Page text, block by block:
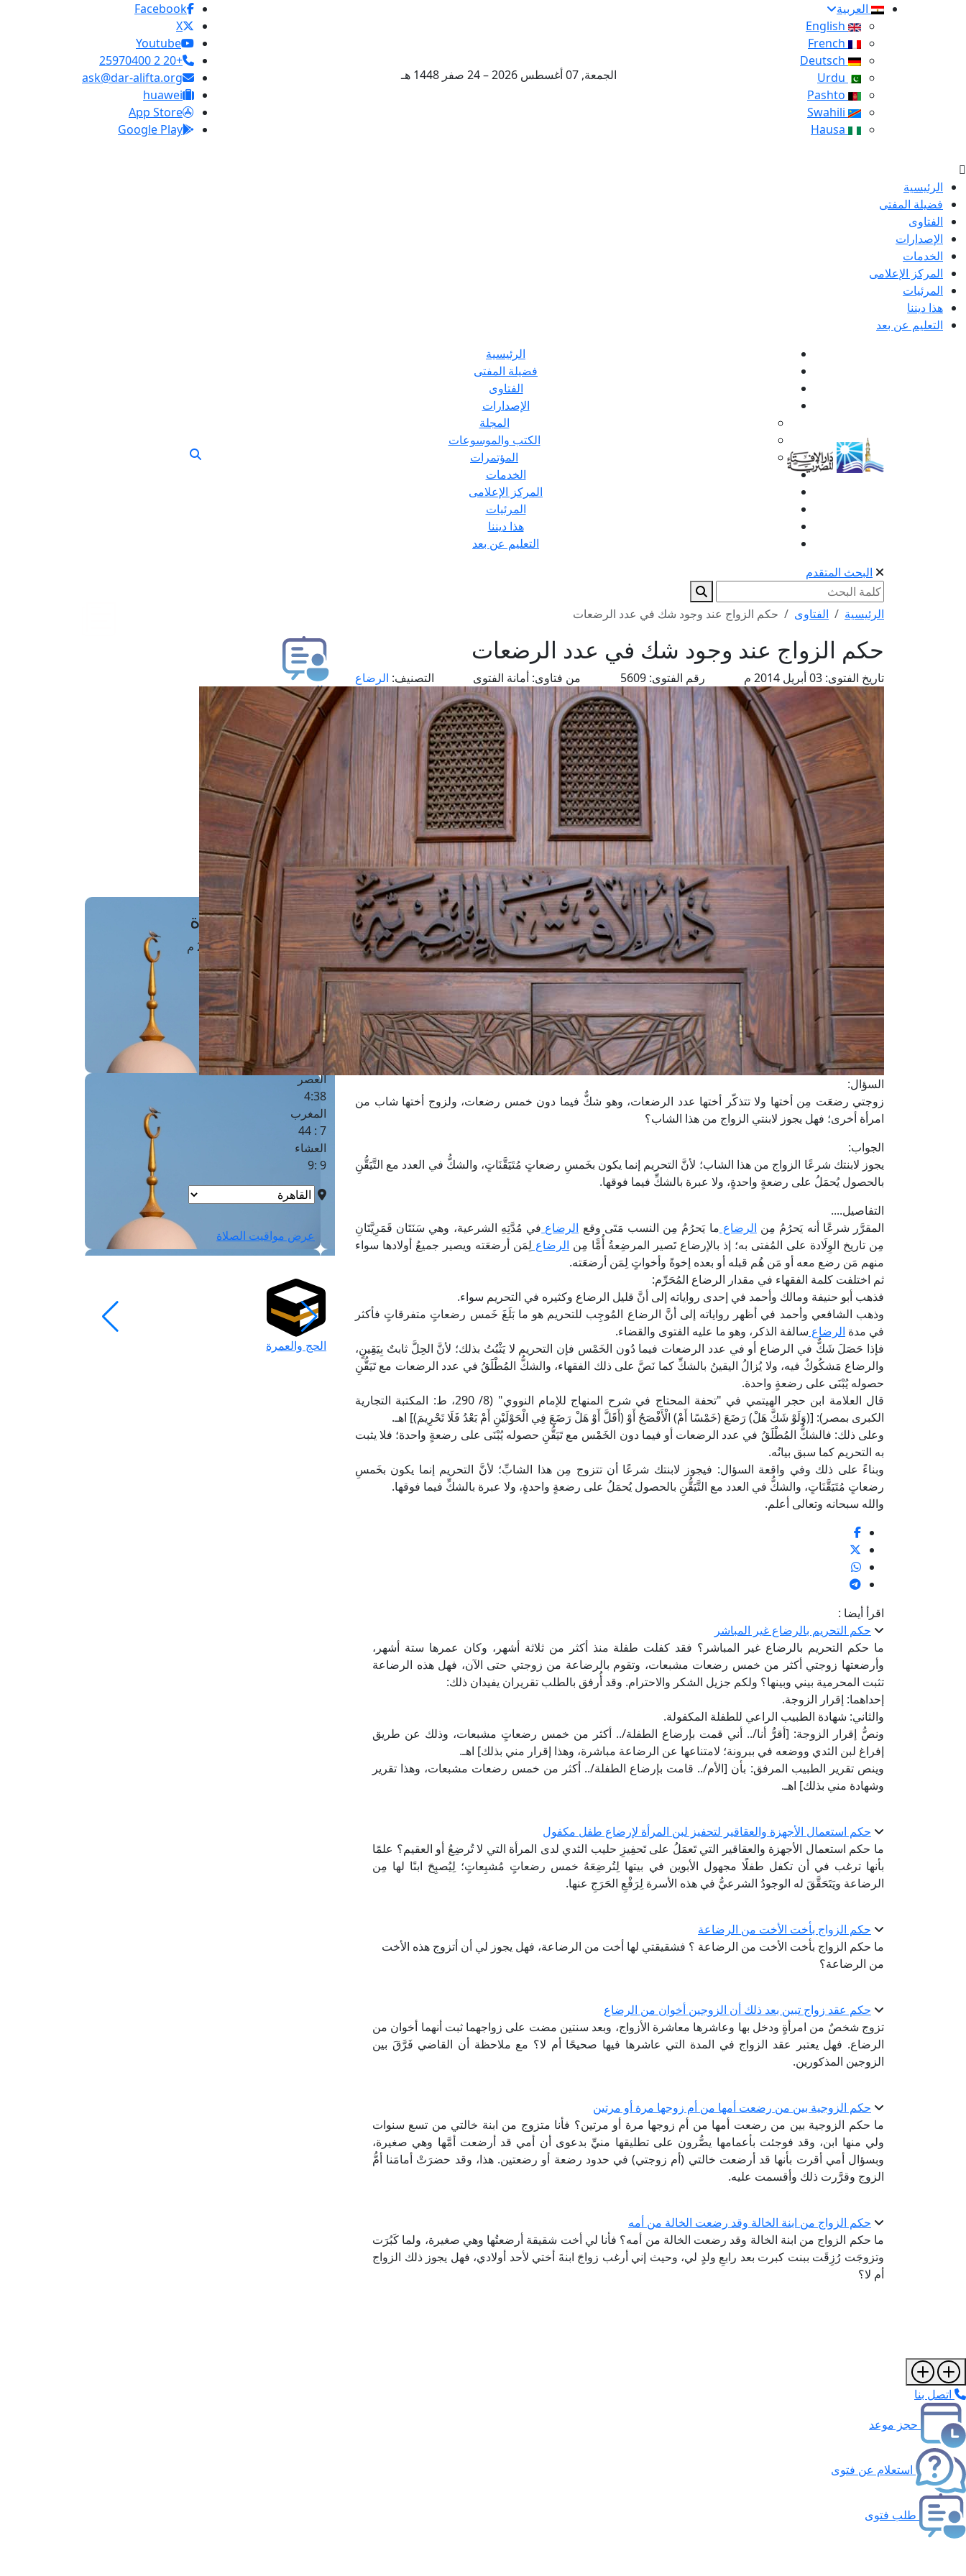
العربية
الجمعة, 07 أغسطس 2026 – 24 صفر 1448 هـ
Facebook
X
Youtube
+20 2 25970400
ask@dar-alifta.org
huawei
App Store
Google Play
الرئيسية
فضيلة المفتى
الفتاوى
الإصدارات
الخدمات
المركز الإعلامى
المرئيات
هذا ديننا
التعليم عن بعد
الرئيسية
فضيلة المفتى
الفتاوى
الإصدارات
المجلة
الكتب والموسوعات
المؤتمرات
الخدمات
المركز الإعلامى
المرئيات
هذا ديننا
التعليم عن بعد
البحث المتقدم
الرئيسية الفتاوى حكم الزواج عند وجود شك في عدد الرضعات
حكم الزواج عند وجود شك في عدد الرضعات
تاريخ الفتوى: رقم الفتوى: 5609 من فتاوى: أمانة الفتوى التصنيف: الرضاع
السؤال:
زوجتي رضعَت مِن أختها ولا تتذكّر أختها عدد الرضعات، وهو شكٌّ فيما دون خمس رضعات، ولزوج أختها شاب من
امرأة أخرى؛ فهل يجوز لابنتي الزواج من هذا الشاب؟
الجواب:
يجوز لابنتك شرعًا الزواج من هذا الشاب؛ لأنَّ التحريم إنما يكون بخَمسِ رضعاتٍ مُتَيَقَّنَاتٍ، والشكُّ في العدد مع التَّيَقُّنِ
بالحصول يُحمَلُ على رضعةٍ واحدةٍ، ولا عبرة بالشكِّ فيما فوقها.
التفاصيل....
المقرَّر شرعًا أنه يَحرُمُ مِن الرضاع ما يَحرُمُ مِن النسب مَتَى وقع الرضاع في مُدَّتِهِ الشرعية، وهي سَنَتَان قَمَرِيَّتَانِ
مِن تاريخ الوِلَادة على المُفتى به؛ إذ بالإرضاع تَصير المرضِعةُ أُمًّا مِن الرضاع لِمَن أرضعَته ويصير جميعُ أولادها سواء
منهم مَن رضع معه أو مَن هُم قبله أو بعده إخوةً وأخواتٍ لِمَن أرضعَته.
ثم اختلفت كلمة الفقهاء في مقدار الرضاع المُحَرِّم:
فذهب أبو حنيفة ومالك وأحمد في إحدى رواياته إلى أنَّ قليل الرضاع وكثيره في التحريم سواء.
وذهب الشافعي وأحمد في أظهر رواياته إلى أنَّ الرضاع المُوجِب للتحريم هو ما بَلَغَ خَمس رضعاتٍ متفرقاتٍ فأكثر
في مدة الرضاع سالفة الذكر، وهو ما عليه الفتوى والقضاء.
فإذا حَصَلَ شَكٌّ في الرضاع أو في عدد الرضعات فيما دُون الخَمْس فإن التحريم لا يَثْبُتُ بذلك؛ لأنَّ الحِلَّ ثابتٌ بِيَقِينٍ،
والرضاع مَشكُوكٌ فيه، ولا يُزالُ اليقينُ بالشكِّ كما نَصَّ على ذلك الفقهاء، والشكُّ المُطْلَقُ في عدد الرضعات مع تَيَقُّنِ
حصوله يُبْنَى على رضعةٍ واحدة.
قال العلامة ابن حجر الهيتمي في "تحفة المحتاج في شرح المنهاج للإمام النووي" (8/ 290، ط: المكتبة التجارية
الكبرى بمصر): [(وَلَوْ شَكَّ هَلْ) رَضَعَ (خَمْسًا أَمْ) الْأَفْصَحُ أَوْ (أَقَلَّ أَوْ هَلْ رَضَعَ فِي الْحَوْلَيْنِ أَمْ بَعْدُ فَلَا تَحْرِيمَ)] اهـ.
وعلى ذلك: فالشكُّ المُطْلَقُ في عدد الرضعات أو فيما دون الخَمْس مع تَيَقُّنِ حصوله يُبْنَى على رضعةٍ واحدة؛ فلا يثبت
به التحريم كما سبق بيانُه.
وبناءً على ذلك وفي واقعة السؤال: فيجوز لابنتك شرعًا أن تتزوج مِن هذا الشابِّ؛ لأنَّ التحريم إنما يكون بخَمسِ
رضعاتٍ مُتَيَقَّنَاتٍ، والشكُّ في العدد مع التَّيَقُّنِ بالحصول يُحمَلُ على رضعةٍ واحدةٍ، ولا عبرة بالشكِّ فيما فوقها.
والله سبحانه وتعالى أعلم.
اقرأ أيضا :
حكم التحريم بالرضاع غير المباشر
ما حكم التحريم بالرضاع غير المباشر؟ فقد كفلت طفلة منذ أكثر من ثلاثة أشهر، وكان عمرها ستة أشهر،
وأرضعتها زوجتي أكثر من خمس رضعات مشبعات، وتقوم بالرضاعة من زوجتي حتى الآن، فهل هذه الرضاعة
تثبت المحرمية بيني وبينها؟ ولكم جزيل الشكر والاحترام. وقد أُرفق بالطلب تقريران يفيدان ذلك:
إحداهما: إقرار الزوجة.
والثاني: شهادة الطبيب الراعي للطفلة المكفولة.
ونصُّ إقرار الزوجة: [أقرُّ أنا/.. أني قمت بإرضاع الطفلة/.. أكثر من خمس رضعاتٍ مشبعات، وذلك عن طريق
إفراغ لبن الثدي ووضعه في ببرونة؛ لامتناعها عن الرضاعة مباشرة، وهذا إقرار مني بذلك] اهـ.
وينص تقرير الطبيب المرفق: بأن [الأم/.. قامت بإرضاع الطفلة/.. أكثر من خمس رضعات مشبعات، وهذا تقرير
وشهادة مني بذلك] اهـ.
حكم استعمال الأجهزة والعقاقير لتحفيز لبن المرأة لإرضاع طفل مكفول
ما حكم استعمال الأجهزة والعقاقير التي تَعمَلُ على تَحفِيزِ حليب الثدي لدى المرأة التي لا تُرضِعُ أو العقيم؟ علمًا
بأنها ترغب في أن تكفل طفلًا مجهول الأبوين في بيتها لِتُرضِعَهُ خمس رضعاتٍ مُشبِعاتٍ؛ لِيُصبِحَ ابنًا لها مِن
الرضاعة ويَتَحَقَّقَ له الوجودُ الشرعيُّ في هذه الأسرة لِرَفْعِ الحَرَجِ عنها.
حكم الزواج بأخت الأخت من الرضاعة
ما حكم الزواج بأخت الأخت من الرضاعة ؟ فشقيقتي لها أخت من الرضاعة، فهل يجوز لي أن أتزوج هذه الأخت
من الرضاعة؟
حكم عقد زواج تبين بعد ذلك أن الزوجين أخوان من الرضاع
تزوج شخصٌ من امرأةٍ ودخل بها وعاشرها معاشرة الأزواج، وبعد سنتين مضت على زواجهما ثبت أنهما أخوان من
الرضاع. فهل يعتبر عقد الزواج في المدة التي عاشرها فيها صحيحًا أم لا؟ مع ملاحظة أن القاضي فَرَّقَ بين
الزوجين المذكورين.
حكم الزوجية بين من رضعت أمها من أم زوجها مرة أو مرتين
ما حكم الزوجية بين من رضعت أمها من أم زوجها مرة أو مرتين؟ فأنا متزوج من ابنة خالتي من تسع سنوات
ولي منها ابن، وقد فوجئت بأعمامها يصُّرون على تطليقها منيِّ بدعوى أن أمي قد أرضعت أمَّها وهي صغيرة،
وبسؤال أمي أقرت بأنها قد أرضعت خالتي (أم زوجتي) في حدود رضعة أو رضعتين. هذا، وقد حضرَتْ أمامَنا أمُّ
الزوج وقرَّرت ذلك وأقسمت عليه.
حكم الزواج من ابنة الخالة وقد رضعت الخالة من أمه
ما حكم الزواج من ابنة الخالة وقد رضعت الخالة من أمه؟ فأنا لي أخت شقيقة أرضعتُها وهي صغيرة، ولما كَبُرَت
وتزوجَت رُزِقَت ببنت كبرت بعد رابعِ ولدٍ لي، وحيث إني أرغب زواجَ ابنةَ أختي لأحد أولادي، فهل يجوز ذلك الزواج
أم لا؟
طلب فتوى
استعلام عن فتوى
حجز موعد
الفتوى الهاتفية
مَواقِيتُ الصَّـــلاة
القاهرة · 07 أغسطس 2026 م
الفجر
4 :41
الشروق
6 :17
الظهر
العصر
4:38
المغرب
7 : 44
العشاء
9 :9
عرض مواقيت الصلاة
الحج والعمرة
اتصل بنا
حجز موعد
استعلام عن فتوى
طلب فتوى